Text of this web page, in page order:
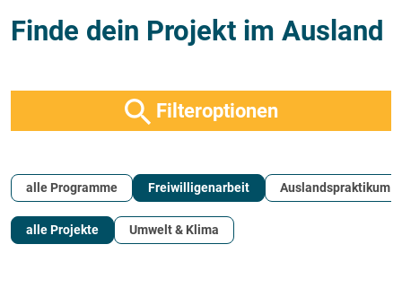
Finde dein Projekt im Ausland
Filteroptionen
alle Programme Freiwilligenarbeit Auslandspraktikum
alle Projekte Umwelt & Klima